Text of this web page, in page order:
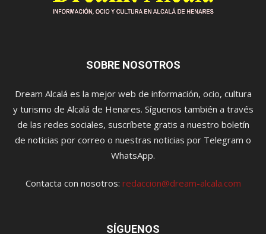
SOBRE NOSOTROS
Dream Alcalá es la mejor web de información, ocio, cultura
y turismo de Alcalá de Henares. Síguenos también a través
de las redes sociales, suscríbete gratis a nuestro boletín
de noticias por correo o nuestras noticias por Telegram o
WhatsApp.
Contacta con nosotros: redaccion@dream-alcala.com
SÍGUENOS